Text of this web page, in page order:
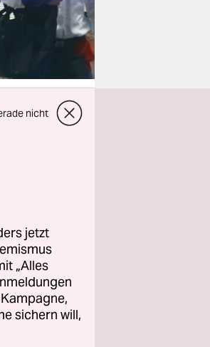
nicht
jetzt
„Alles
sichern will,